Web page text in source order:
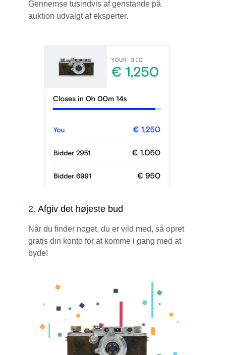
Gennemse tusindvis af genstande på
auktion udvalgt af eksperter.
2. Afgiv det højeste bud
Når du finder noget, du er vild med, så opret
gratis din konto for at komme i gang med at
byde!